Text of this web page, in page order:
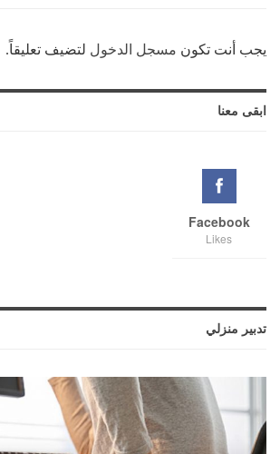
يجب أنت تكون مسجل الدخول لتضيف تعليقاً.
ابقى معنا
Facebook
Likes
تدبير منزلي